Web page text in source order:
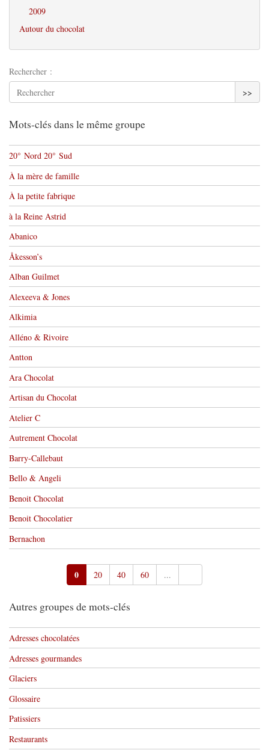
2009
Autour du chocolat
Rechercher :
>>
Mots-clés dans le même groupe
20° Nord 20° Sud
À la mère de famille
À la petite fabrique
à la Reine Astrid
Abanico
Åkesson’s
Alban Guilmet
Alexeeva & Jones
Alkimia
Alléno & Rivoire
Antton
Ara Chocolat
Artisan du Chocolat
Atelier C
Autrement Chocolat
Barry-Callebaut
Bello & Angeli
Benoit Chocolat
Benoit Chocolatier
Bernachon
0 20 40 60 ...
Autres groupes de mots-clés
Adresses chocolatées
Adresses gourmandes
Glaciers
Glossaire
Patissiers
Restaurants